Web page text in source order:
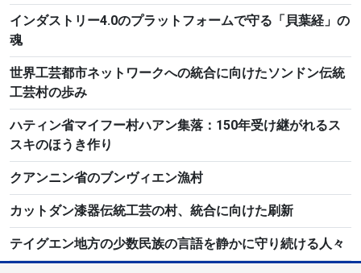
インダストリー4.0のプラットフォームで守る「貝葉経」の
魂
世界工芸都市ネットワークへの統合に向けたソンドン伝統
工芸村の歩み
ハティン省マイフー村ハアン集落：150年受け継がれるス
スキのほうき作り
クアンニン省のブンヴィエン漁村
カットダン漆器伝統工芸の村、統合に向けた刷新
テイグエン地方の少数民族の言語を静かに守り続ける人々